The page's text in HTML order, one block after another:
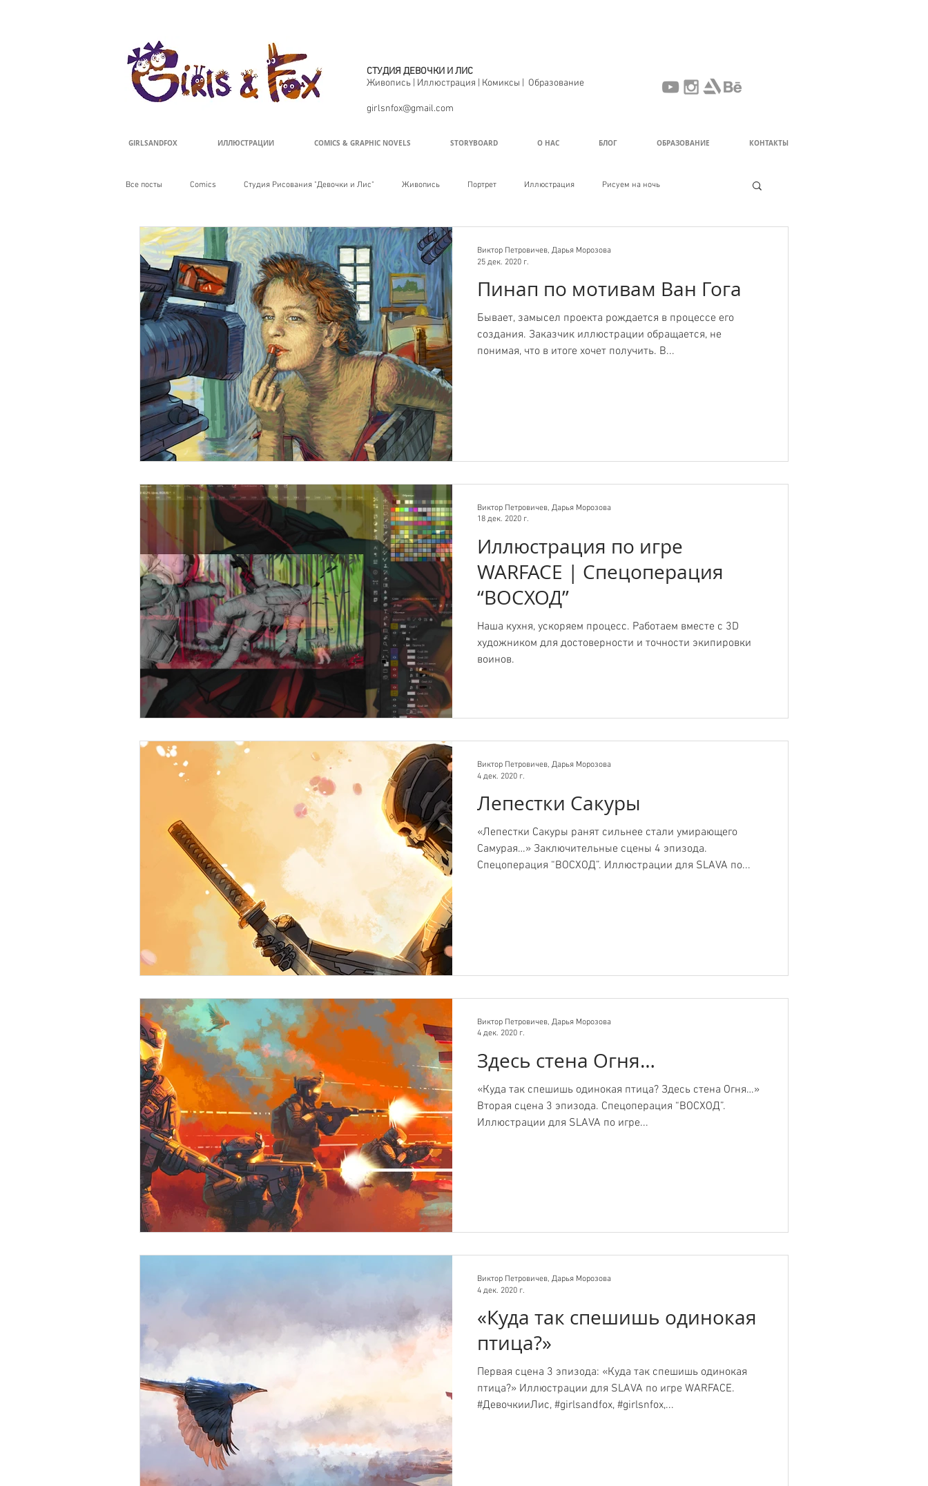
ДЕВОЧКИ И ЛИС
СТУДИЯ ДЕВОЧКИ И ЛИС
Живопись | Иллюстрация | Комиксы | Образование
girlsnfox@gmail.com
GIRLSANDFOX ИЛЛЮСТРАЦИИ COMICS & GRAPHIC NOVELS STORYBOARD О НАС БЛОГ ОБРАЗОВАНИЕ КОНТАКТЫ
Все посты Comics Студия Рисования "Девочки и Лис" Живопись Портрет Иллюстрация Рисуем на ночь
Пинап по мотивам Ван Гога
Бывает, замысел проекта рождается в процессе его
создания. Заказчик иллюстрации обращается, не
понимая, что в итоге хочет получить. В...
Виктор Петровичев, Дарья Морозова
25 дек. 2020 г.
Иллюстрация по игре
WARFACE | Спецоперация
“ВОСХОД”
Наша кухня, ускоряем процесс. Работаем вместе с 3D
художником для достоверности и точности экипировки
воинов.
Виктор Петровичев, Дарья Морозова
18 дек. 2020 г.
Лепестки Сакуры
«Лепестки Сакуры ранят сильнее стали умирающего
Самурая…» Заключительные сцены 4 эпизода.
Спецоперация “ВОСХОД”. Иллюстрации для SLAVA по...
Виктор Петровичев, Дарья Морозова
4 дек. 2020 г.
Здесь стена Огня…
«Куда так спешишь одинокая птица? Здесь стена Огня…»
Вторая сцена 3 эпизода. Спецоперация “ВОСХОД”.
Иллюстрации для SLAVA по игре...
Виктор Петровичев, Дарья Морозова
4 дек. 2020 г.
«Куда так спешишь одинокая
птица?»
Первая сцена 3 эпизода: «Куда так спешишь одинокая
птица?» Иллюстрации для SLAVA по игре WARFACE.
#ДевочкииЛис, #girlsandfox, #girlsnfox,...
Виктор Петровичев, Дарья Морозова
4 дек. 2020 г.